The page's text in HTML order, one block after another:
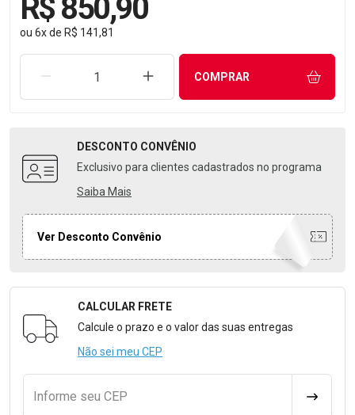
R$ 850,90
ou 6xde R$ 141,81
REMOVER UMA UNIDADEAUMENTAR UMA UNIDADE
COMPRAR
DESCONTO CONVÊNIO
Exclusivo para clientes cadastrados no programa
Saiba Mais
Ver Desconto Convênio
Formulário para Calcular o Frete
CALCULAR FRETE
Calcule o prazo e o valor das suas entregas
Não sei meu CEP
Informe seu CEP